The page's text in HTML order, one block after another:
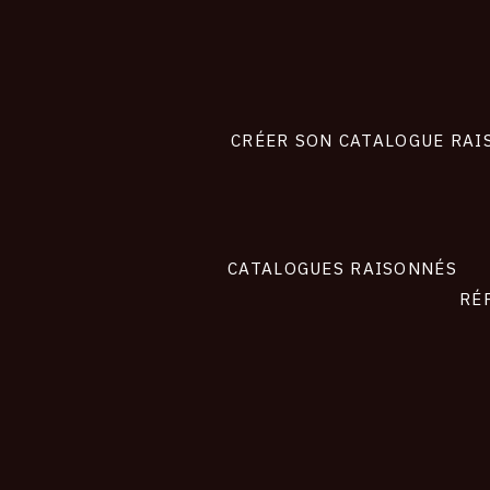
CRÉER SON CATALOGUE
CATALOGUES RAISONNÉS